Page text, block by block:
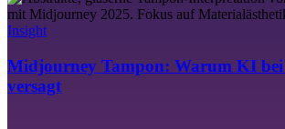
Tampon:
Warum
bei
Damenhygiene
versagt
Insight
Midjourney Tampon: Warum KI bei
versagt